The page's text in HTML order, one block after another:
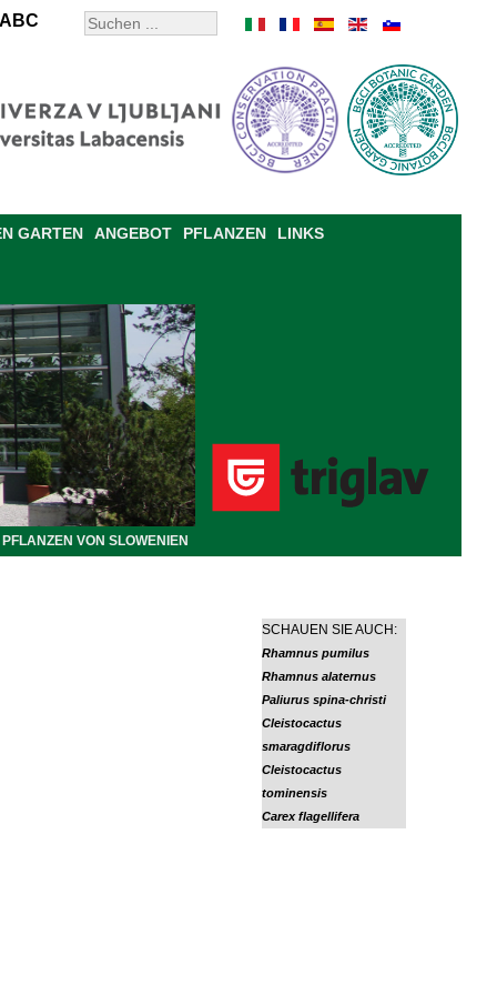
ABC
GARTEN ANGEBOT PFLANZEN LINKS
PFLANZEN VON SLOWENIEN
SCHAUEN SIE AUCH:
Rhamnus pumilus
Rhamnus alaternus
Paliurus spina-christi
Cleistocactus
smaragdiflorus
Cleistocactus
tominensis
Carex flagellifera